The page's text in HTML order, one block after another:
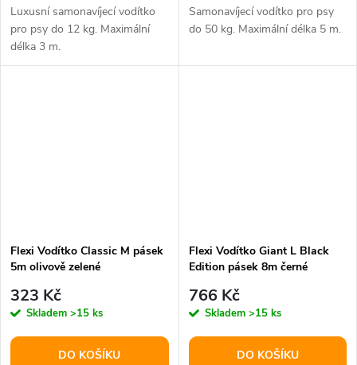
Luxusní samonavíjecí vodítko
pro psy do 12 kg. Maximální
délka 3 m.
Samonavíjecí vodítko pro psy
do 50 kg. Maximální délka 5 m.
Flexi Vodítko Classic M pásek
5m olivově zelené
323 Kč
Skladem >15 ks
DO KOŠÍKU
Flexi Vodítko Giant L Black
Edition pásek 8m černé
766 Kč
Skladem >15 ks
DO KOŠÍKU